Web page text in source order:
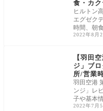
食・カ
ヒルトン
エグゼク
時間、朝
ーやサー
2022年8月
【羽田
ジ」ブ
所/営業
羽田空港
ンジ」レ
子や基本
現在のコ
2022年7月5